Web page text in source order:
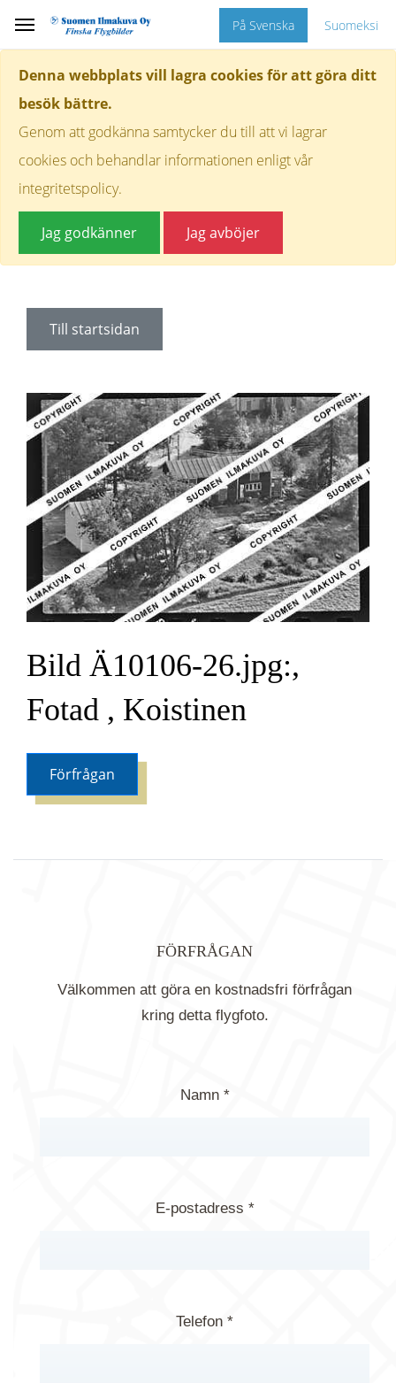
Denna webbplats vill lagra cookies för att göra ditt
besök bättre.
Genom att godkänna samtycker du till att vi lagrar
cookies och behandlar informationen enligt vår
integritetspolicy.
Jag godkänner Jag avböjer
På Svenska Suomeksi
Till startsidan
Bild Ä10106-26.jpg:,
Fotad , Koistinen
Förfrågan
FÖRFRÅGAN
Välkommen att göra en kostnadsfri förfrågan
kring detta flygfoto.
Namn *
E-postadress *
Telefon *